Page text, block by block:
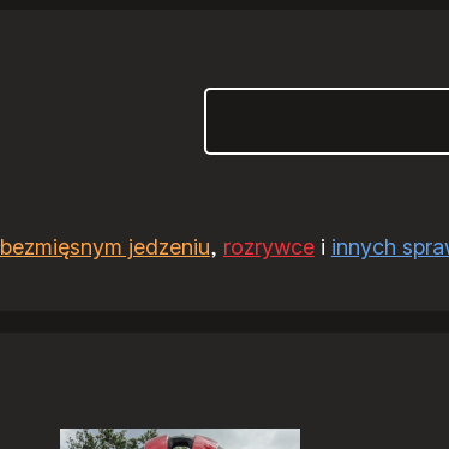
bezmięsnym jedzeniu, rozrywcei innych